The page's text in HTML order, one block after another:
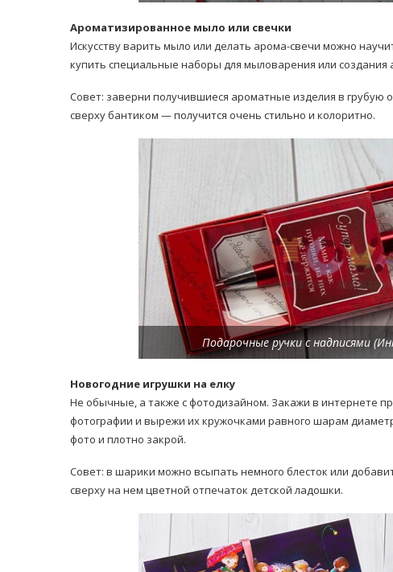
Ароматизированное мыло или свечки
Искусству варить мыло или делать арома-свечи можно
купить специальные наборы для мыловарения или создания
Совет: заверни получившиеся ароматные изделия в грубую
сверху бантиком — получится очень стильно и колоритно.
Подарочные ручки с надписями
Новогодние игрушки на елку
Не обычные, а также с фотодизайном. Закажи в интернете
фотографии и вырежи их кружочками равного шарам
фото и плотно закрой.
Совет: в шарики можно всыпать немного блесток или
сверху на нем цветной отпечаток детской ладошки.